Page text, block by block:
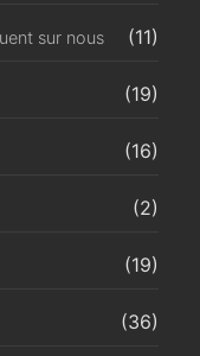
sur nous (11)
(19)
(16)
(2)
(19)
(36)